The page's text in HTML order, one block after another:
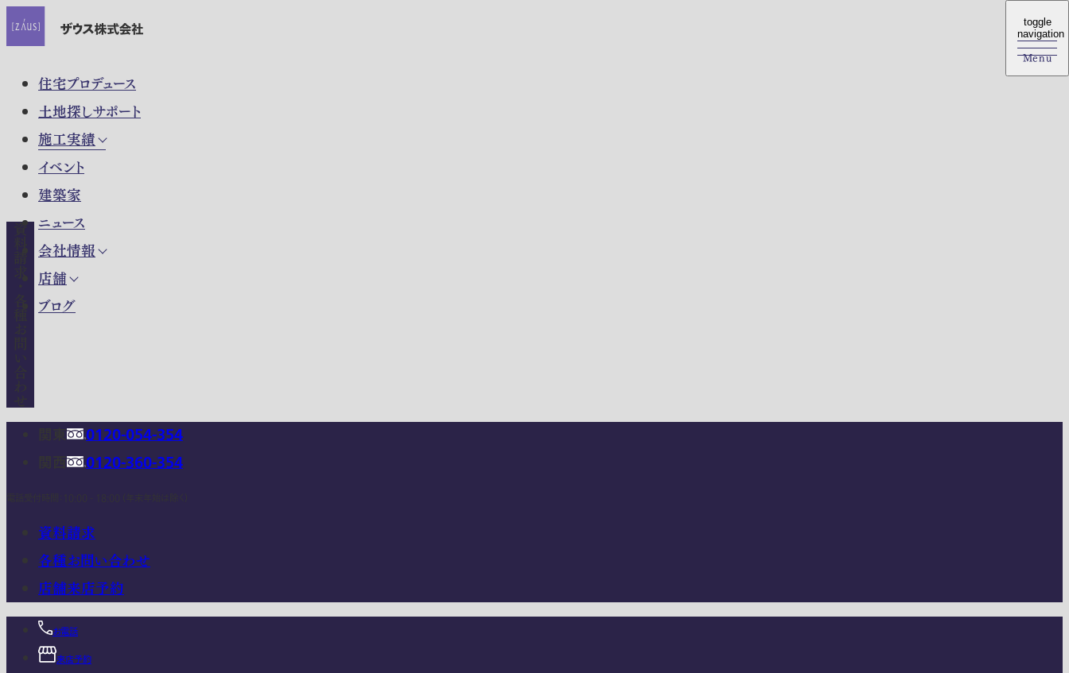
住宅プロデュース
土地探しサポート
施工実績
イベント
建築家
ニュース
会社情報
店舗
ブログ
toggle
navigation
Menu
toggle
navigation
Menu
0120-054-354
0120-360-354
資料請求
各種お問い合わせ
店舗来店予約
お電話
来店予約